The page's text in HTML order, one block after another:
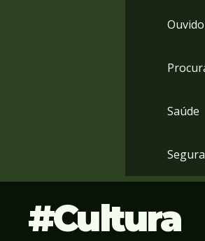
Saúde
Cultura